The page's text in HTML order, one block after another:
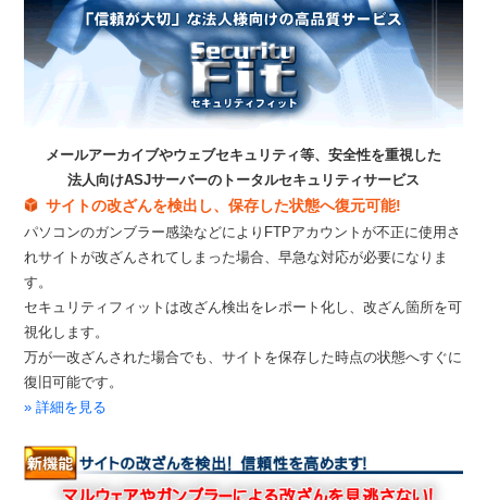
メールアーカイブやウェブセキュリティ等、安全性を重視した
法人向けASJサーバーのトータルセキュリティサービス
サイトの改ざんを検出し、保存した状態へ復元可能!
パソコンのガンブラー感染などによりFTPアカウントが不正に使用さ
れサイトが改ざんされてしまった場合、早急な対応が必要になりま
す。
セキュリティフィットは改ざん検出をレポート化し、改ざん箇所を可
視化します。
万が一改ざんされた場合でも、サイトを保存した時点の状態へすぐに
復旧可能です。
» 詳細を見る